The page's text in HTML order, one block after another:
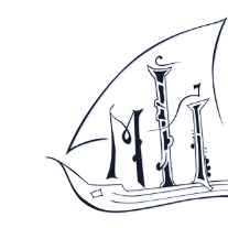
περιεχόμενο